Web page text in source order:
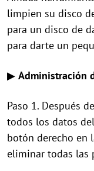
limpien su disco
para un disco de
para darte un
▶ Administración
Paso 1. Después
todos los datos
botón derecho en
eliminar todas las